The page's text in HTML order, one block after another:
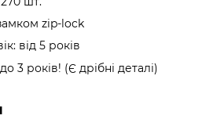
zip-lock
від 5 років
3 років! (Є дрібні деталі)